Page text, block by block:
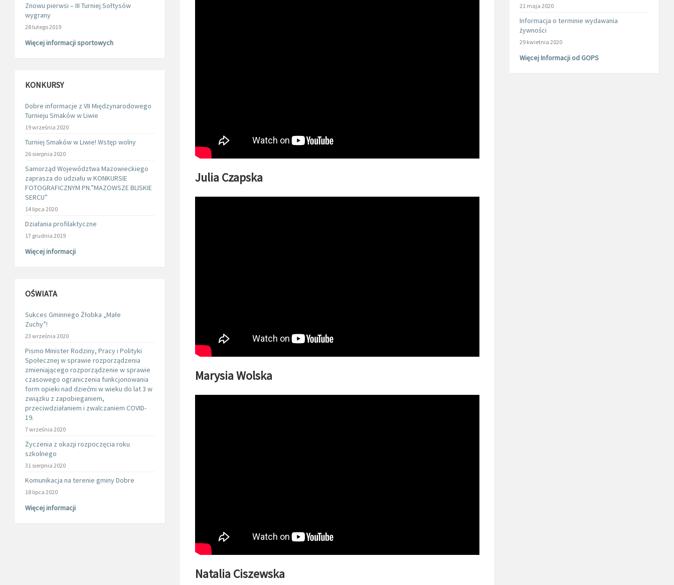
Julia Czapska
Marysia Wolska
Natalia Ciszewska
Znowu pierwsi – III Turniej Sołtysów
wygrany
28 lutego 2019
Więcej informacji sportowych
KONKURSY
Dobre informacje z VII Międzynarodowego
Turnieju Smaków w Liwie
19 września 2020
Turniej Smaków w Liwie! Wstęp wolny
26 sierpnia 2020
Samorząd Województwa Mazowieckiego
zaprasza do udziału w KONKURSIE
FOTOGRAFICZNYM PN.”MAZOWSZE BLISKIE
SERCU”
14 lipca 2020
Działania profilaktyczne
17 grudnia 2019
Więcej informacji
OŚWIATA
Sukces Gminnego Żłobka „Małe
Zuchy”!
23 września 2020
Pismo Minister Rodziny, Pracy i Polityki
Społecznej w sprawie rozporządzenia
zmieniającego rozporządzenie w sprawie
czasowego ograniczenia funkcjonowania
form opieki nad dziećmi w wieku do lat 3 w
związku z zapobieganiem,
przeciwdziałaniem i zwalczaniem COVID-
19.
7 września 2020
Życzenia z okazji rozpoczęcia roku
szkolnego
31 sierpnia 2020
Komunikacja na terenie gminy Dobre
18 lipca 2020
Więcej informacji
21 maja 2020
Informacja o terminie wydawania
żywności
29 kwietnia 2020
Więcej Informacji od GOPS